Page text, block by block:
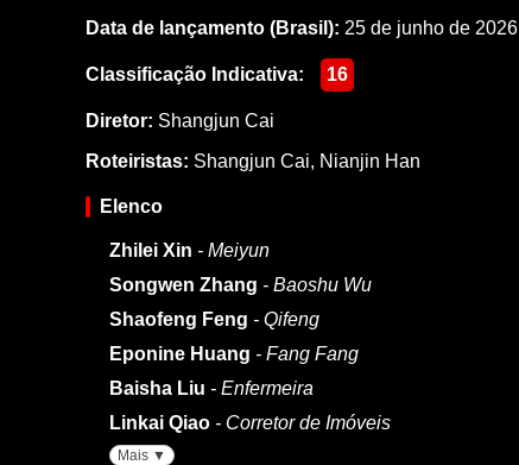
Data de lançamento (Brasil): 25 de junho de 2026
Classificação Indicativa: 16
Diretor: Shangjun Cai
Roteiristas: Shangjun Cai, Nianjin Han
Elenco
Zhilei Xin - Meiyun
Songwen Zhang - Baoshu Wu
Shaofeng Feng - Qifeng
Eponine Huang - Fang Fang
Baisha Liu - Enfermeira
Linkai Qiao - Corretor de Imóveis
Mais ▼